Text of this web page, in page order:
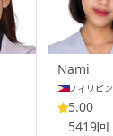
Nami
フィリピン
5.00
5419回